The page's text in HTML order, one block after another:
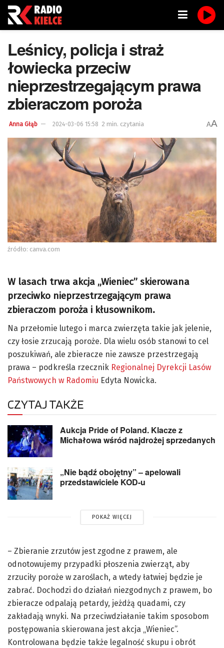
Leśnicy, policja i straż
łowiecka przeciw
nieprzestrzegającym prawa
zbieraczom poroża
Anna Głąb 2024-03-06 15:58 2 min. czytania AA
źródło: canva.com
W lasach trwa akcja „Wieniec” skierowana
przeciwko nieprzestrzegającym prawa
zbieraczom poroża i kłusownikom.
Na przełomie lutego i marca zwierzęta takie jak jelenie,
czy łosie zrzucają poroże. Dla wielu osób stanowi to cel
poszukiwań, ale zbieracze nie zawsze przestrzegają
prawa – podkreśla rzecznik Regionalnej Dyrekcji Lasów
Państwowych w Radomiu Edyta Nowicka.
CZYTAJ TAKŻE
Aukcja Pride of Poland. Klacze z
Michałowa wśród najdrożej sprzedanych
„Nie bądź obojętny” – apelowali
przedstawiciele KOD-u
POKAŻ WIĘCEJ
– Zbieranie zrzutów jest zgodne z prawem, ale
odnotowujemy przypadki płoszenia zwierząt, aby
zrzuciły poroże w zaroślach, a wtedy łatwiej będzie je
zabrać. Dochodzi do działań niezgodnych z prawem, bo
zbieracze odpalają petardy, jeżdżą quadami, czy
zakładają wnyki. Na przeciwdziałanie takim sposobom
postępowania skierowana jest akcja „Wieniec”.
Kontrolowana będzie także legalność skupu i obrót